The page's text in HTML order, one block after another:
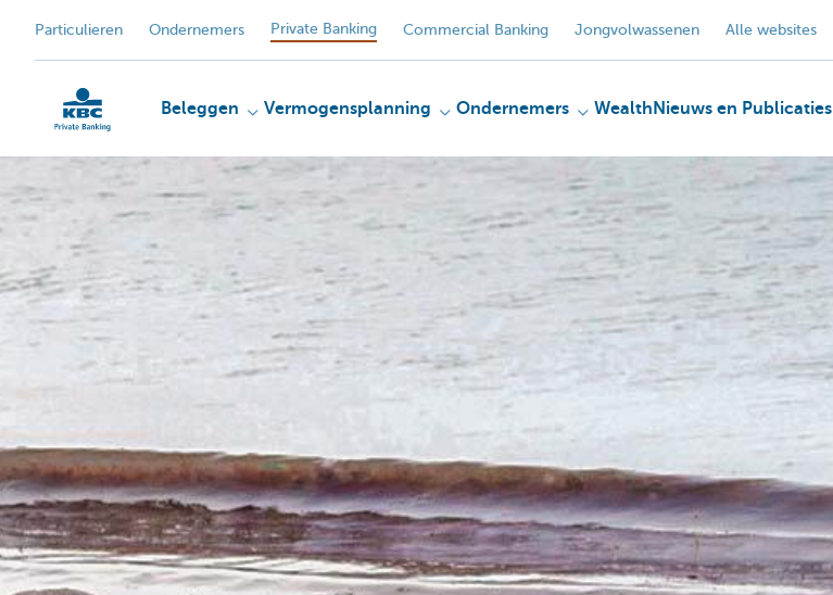
Particulieren Ondernemers Private Banking Commercial Banking Jongvolwassenen Alle websites
Particulieren
Beleggen Vermogensplanning Ondernemers Wealth Nieuws en Publicaties